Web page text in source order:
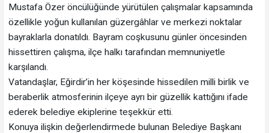
Mustafa Özer öncülüğünde yürütülen çalışmalar kapsamında
özellikle yoğun kullanılan güzergâhlar ve merkezi noktalar
bayraklarla donatıldı. Bayram coşkusunu günler öncesinden
hissettiren çalışma, ilçe halkı tarafından memnuniyetle
karşılandı.
Vatandaşlar, Eğirdir’in her köşesinde hissedilen milli birlik ve
beraberlik atmosferinin ilçeye ayrı bir güzellik kattığını ifade
ederek belediye ekiplerine teşekkür etti.
Konuya ilişkin değerlendirmede bulunan Belediye Başkanı